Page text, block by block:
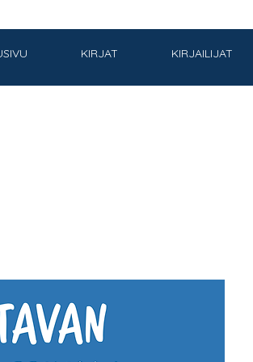
KIRJAT KIRJAILIJAT